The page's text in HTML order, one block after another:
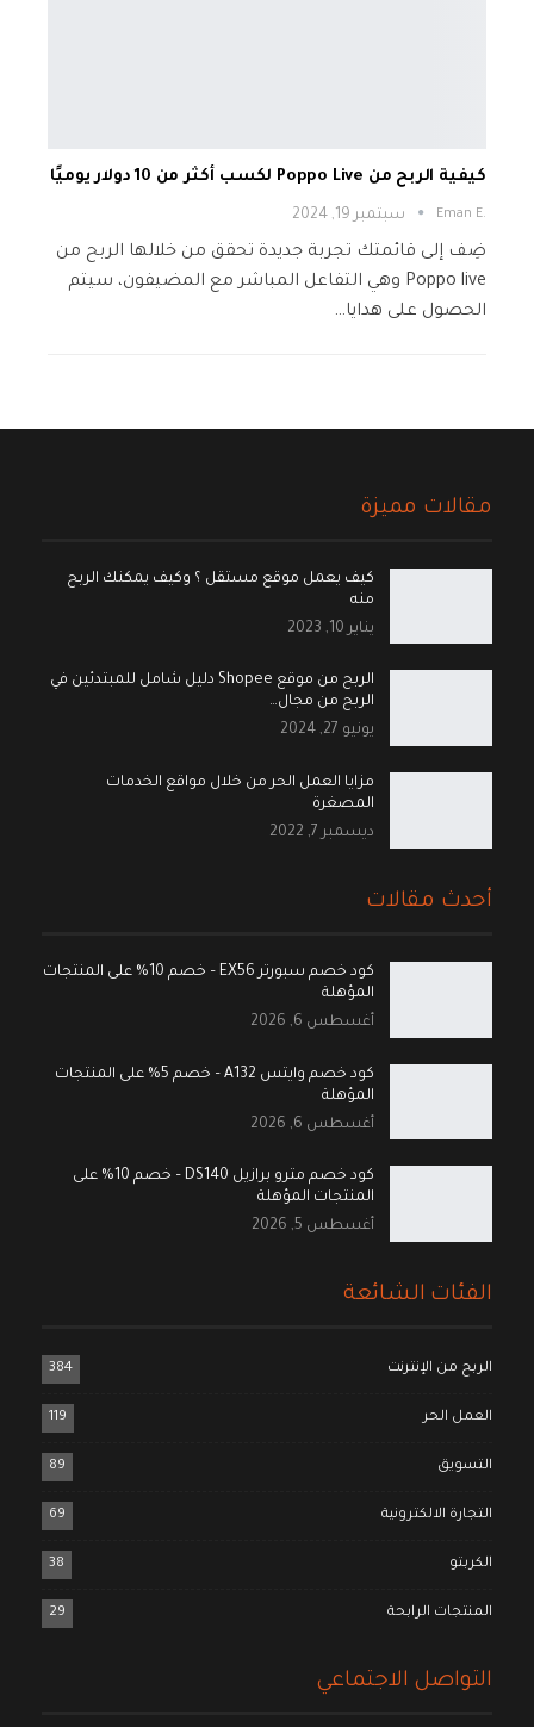
كيفية الربح من Poppo Live لكسب أكثر من 10 دولار يوميًا
.Eman E سبتمبر 19, 2024
ضِف إلى قائمتك تجربة جديدة تحقق من خلالها الربح من
Poppo live وهي التفاعل المباشر مع المضيفون، سيتم
الحصول على هدايا…
مقالات مميزة
كيف يعمل موقع مستقل ؟ وكيف يمكنك الربح
منه
يناير 10, 2023
الربح من موقع Shopee دليل شامل للمبتدئين في
الربح من مجال…
يونيو 27, 2024
مزايا العمل الحر من خلال مواقع الخدمات
المصغرة
ديسمبر 7, 2022
أحدث مقالات
كود خصم سبورتر EX56 – خصم 10% على المنتجات
المؤهلة
أغسطس 6, 2026
كود خصم وايتس A132 – خصم 5% على المنتجات
المؤهلة
أغسطس 6, 2026
كود خصم مترو برازيل DS140 – خصم 10% على
المنتجات المؤهلة
أغسطس 5, 2026
الفئات الشائعة
الربح من الإنترنت 384
العمل الحر 119
التسويق 89
التجارة الالكترونية 69
الكربتو 38
المنتجات الرابحة 29
التواصل الاجتماعي